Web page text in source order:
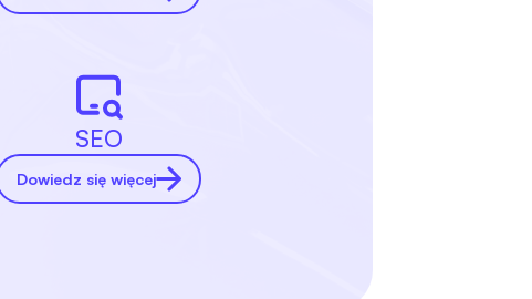
SEO
Dowiedz się więcej